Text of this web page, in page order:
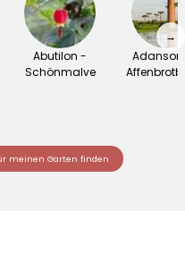
Abutilon -
Schönmalve
→
meinen Garten finden